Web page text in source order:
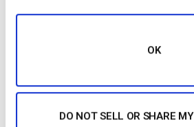
OK
DO NOT SELL OR SHARE